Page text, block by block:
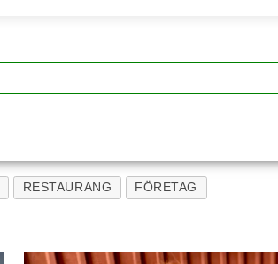
RESTAURANG FÖRETAG